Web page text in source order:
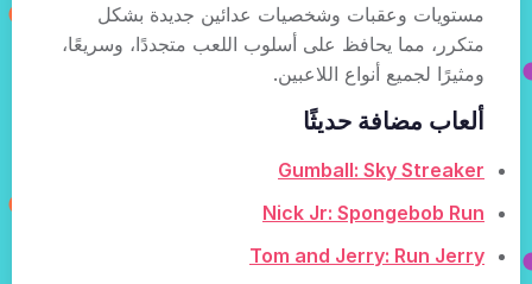
مستويات وعقبات وشخصيات عدائين جديدة بشكل
متكرر، مما يحافظ على أسلوب اللعب متجددًا، وسريعًا،
ومثيرًا لجميع أنواع اللاعبين.
ألعاب مضافة حديثًا
Gumball: Sky Streaker
Nick Jr: Spongebob Run
Tom and Jerry: Run Jerry